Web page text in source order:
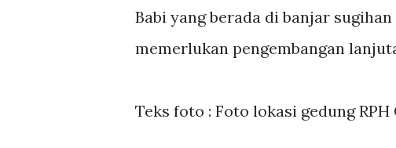
Babi yang berada di banjar
memerlukan pengembangan
Teks foto : Foto lokasi gedung